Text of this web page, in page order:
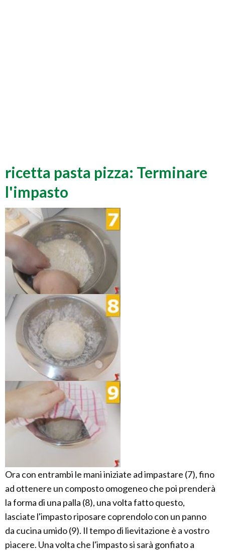
ricetta pasta pizza: Terminare
l'impasto
Ora con entrambi le mani iniziate ad impastare (7), fino
ad ottenere un composto omogeneo che poi prenderà
la forma di una palla (8), una volta fatto questo,
lasciate l'impasto riposare coprendolo con un panno
da cucina umido (9). Il tempo di lievitazione è a vostro
piacere. Una volta che l'impasto si sarà gonfiato a